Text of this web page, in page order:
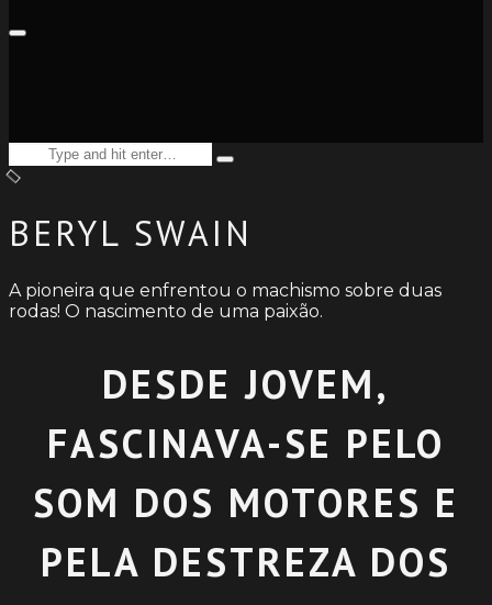
Search
for:
Type
BERYL SWAIN
A pioneira que enfrentou o machismo sobre duas
rodas! O nascimento de uma paixão.
DESDE JOVEM,
FASCINAVA-SE PELO
SOM DOS MOTORES E
PELA DESTREZA DOS